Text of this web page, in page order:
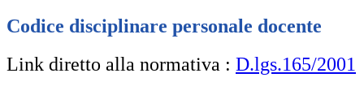
Codice disciplinare personale docente
Link diretto alla normativa : D.lgs.165/2001